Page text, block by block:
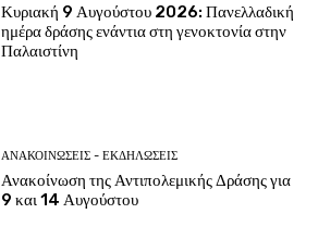
Κυριακή 9 Αυγούστου 2026: Πανελλαδική
ημέρα δράσης ενάντια στη γενοκτονία στην
Παλαιστίνη
ΑΝΑΚΟΙΝΩΣΕΙΣ - ΕΚΔΗΛΩΣΕΙΣ
Ανακοίνωση της Αντιπολεμικής Δράσης για
9 και 14 Αυγούστου